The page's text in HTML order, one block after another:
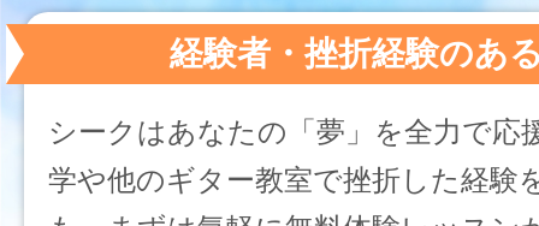
経験者・挫折経験のあ
シークはあなたの「夢」を全力で応
学や他のギター教室で挫折した経験